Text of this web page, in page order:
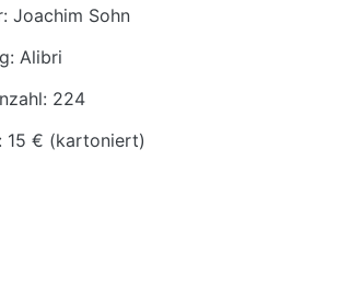
Joachim Sohn
Alibri
224
15 € (kartoniert)